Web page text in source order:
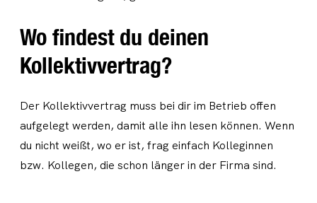
Wo findest du deinen
Kollektivvertrag?
Der Kollektivvertrag muss bei dir im Betrieb offen
aufgelegt werden, damit alle ihn lesen können. Wenn
du nicht weißt, wo er ist, frag einfach Kolleginnen
bzw. Kollegen, die schon länger in der Firma sind.